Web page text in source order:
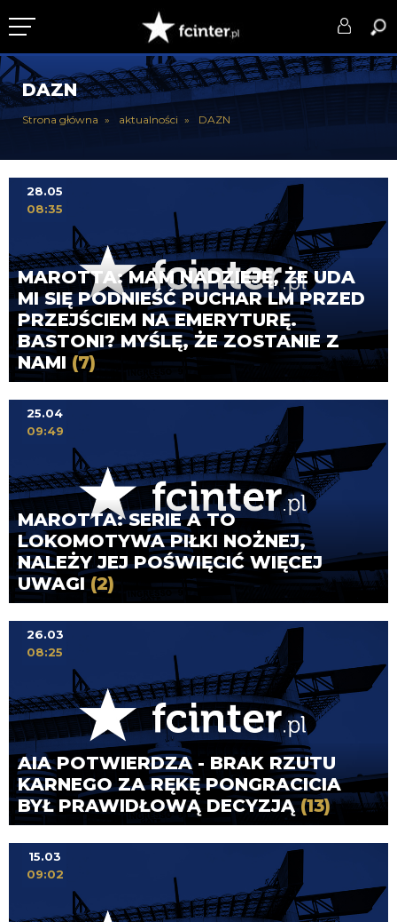
KLUB
DRUŻYNA
PUCHARY
DLA TIFOSICH
SERWIS
DAZN
Strona główna aktualności DAZN
MAROTTA: MAM NADZIEJĘ, ŻE UDA
MI SIĘ PODNIEŚĆ PUCHAR LM PRZED
PRZEJŚCIEM NA EMERYTURĘ.
BASTONI? MYŚLĘ, ŻE ZOSTANIE Z
NAMI (7)
28.05
08:35
MAROTTA: SERIE A TO
LOKOMOTYWA PIŁKI NOŻNEJ,
NALEŻY JEJ POŚWIĘCIĆ WIĘCEJ
UWAGI (2)
25.04
09:49
AIA POTWIERDZA - BRAK RZUTU
KARNEGO ZA RĘKĘ PONGRACICIA
BYŁ PRAWIDŁOWĄ DECYZJĄ(13)
26.03
08:25
15.03
09:02